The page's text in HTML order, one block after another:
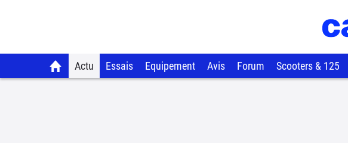
Actu Essais Equipement Avis Forum Scooters & 125